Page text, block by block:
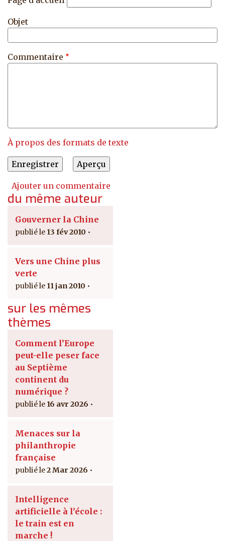
Objet
Commentaire
À propos des formats de texte
Ajouter un commentaire
du même auteur
Gouverner la Chine
13 fév 2010
Vers une Chine plus
verte
11 jan 2010
sur les mêmes
thèmes
Comment l’Europe
peut-elle peser face
au Septième
continent du
numérique ?
16 avr 2026
Menaces sur la
philanthropie
française
2 Mar 2026
Intelligence
artificielle à l’école :
le train est en
marche !